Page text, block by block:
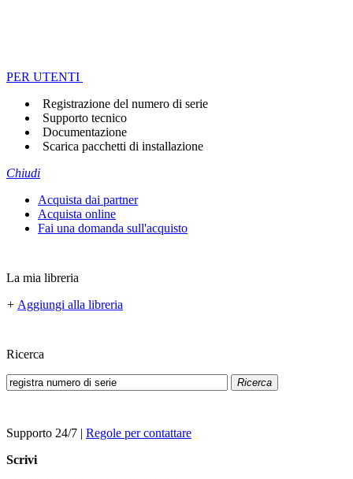
PER UTENTI
Registrazione del numero di serie
Supporto tecnico
Documentazione
Scarica pacchetti di installazione
Chiudi
Acquista dai partner
Acquista online
Fai una domanda sull'acquisto
La mia libreria
+ Aggiungi alla libreria
Ricerca
Ricerca
Supporto 24/7 | Regole per contattare
Scrivi